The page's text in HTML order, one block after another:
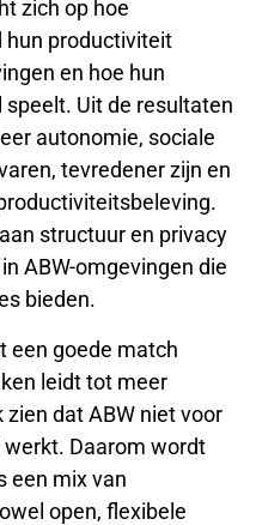
zich op hoe
hun productiviteit
en hoe hun
Uit de resultaten
autonomie, sociale
tevredener zijn en
structuur en privacy
ABW-omgevingen die
bieden.
een goede match
leidt tot meer
dat ABW niet voor
Daarom wordt
een mix van
open, flexibele